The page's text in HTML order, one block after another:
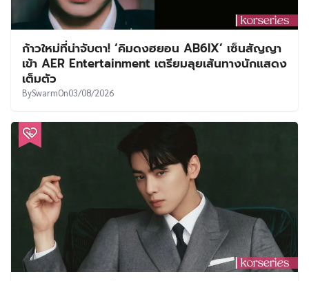
ก้าวใหม่ที่น่าจับตา! ‘คิมดงฮยอน AB6IX’ เซ็นสัญญา
เข้า AER Entertainment เตรียมลุยเส้นทางนักแสดง
เต็มตัว
BySwarmOn03/08/2026